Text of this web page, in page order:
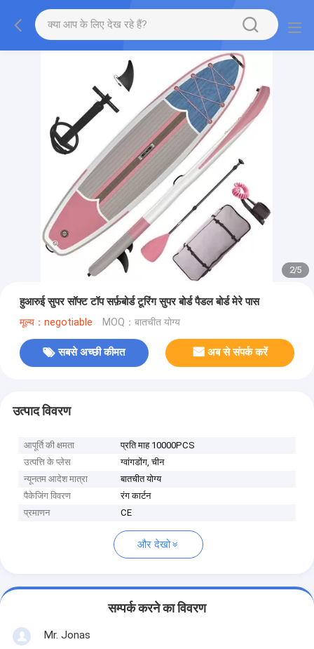
2/5
हुआरुई सुपर सॉफ्ट टॉप सर्फ़बोर्ड टूरिंग सुपर बोर्ड पैडल बोर्ड मेरे पास
मूल्य：negotiable MOQ：बातचीत योग्य
सबसे अच्छी कीमत अब से संपर्क करें
उत्पाद विवरण
आपूर्ति की क्षमता
प्रति माह 10000PCS
उत्पत्ति के प्लेस
ग्वांगडोंग, चीन
न्यूनतम आदेश मात्रा
बातचीत योग्य
पैकेजिंग विवरण
रंग कार्टन
प्रमाणन
CE
और देखो
सम्पर्क करने का विवरण
Mr. Jonas